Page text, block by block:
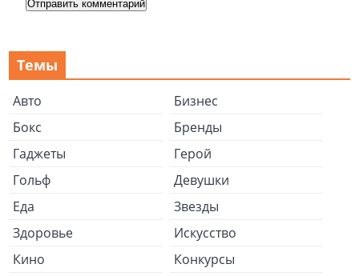
Темы
Авто
Бизнес
Бокс
Бренды
Гаджеты
Герой
Гольф
Девушки
Еда
Звезды
Здоровье
Искусство
Кино
Конкурсы